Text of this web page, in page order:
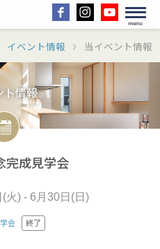
menu
イベント情報 当イベント情報
ト情報
完成見学会
火) - 6月30日(日)
会 終了